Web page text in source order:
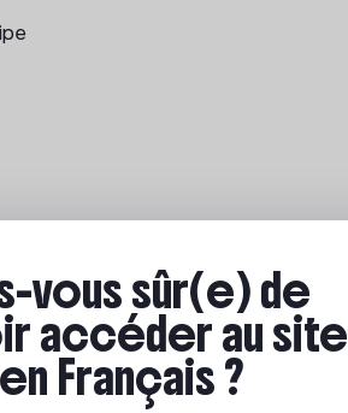
des comités
de valeur,
partenaires.
vous sûr(e) de
accéder au site
en Français ?